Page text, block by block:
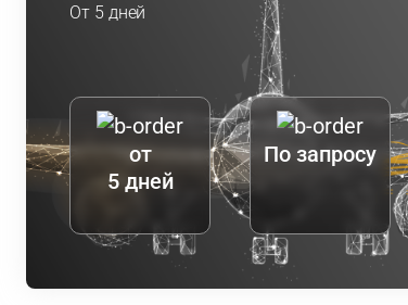
От 5 дней
от
5 дней
По запросу